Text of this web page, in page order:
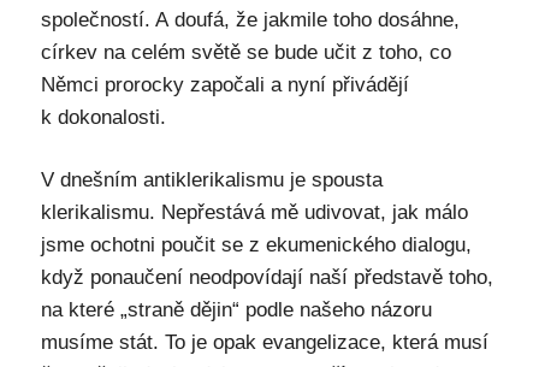
společností. A doufá, že jakmile toho dosáhne,
církev na celém světě se bude učit z toho, co
Němci prorocky započali a nyní přivádějí
k dokonalosti.
V dnešním antiklerikalismu je spousta
klerikalismu. Nepřestává mě udivovat, jak málo
jsme ochotni poučit se z ekumenického dialogu,
když ponaučení neodpovídají naší představě toho,
na které „straně dějin“ podle našeho názoru
musíme stát. To je opak evangelizace, která musí